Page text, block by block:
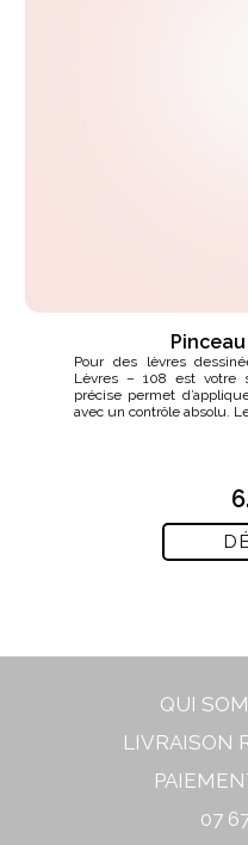
Pour des lèvres
Lèvres – 108 est votre
précise permet
avec un contrôle absolu.
QUI
LIVRAISON
07